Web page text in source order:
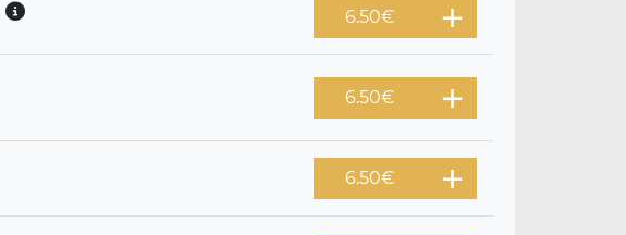
6.50€
6.50€
6.50€